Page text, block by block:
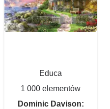
Educa
1 000 elementów
Dominic Davison: